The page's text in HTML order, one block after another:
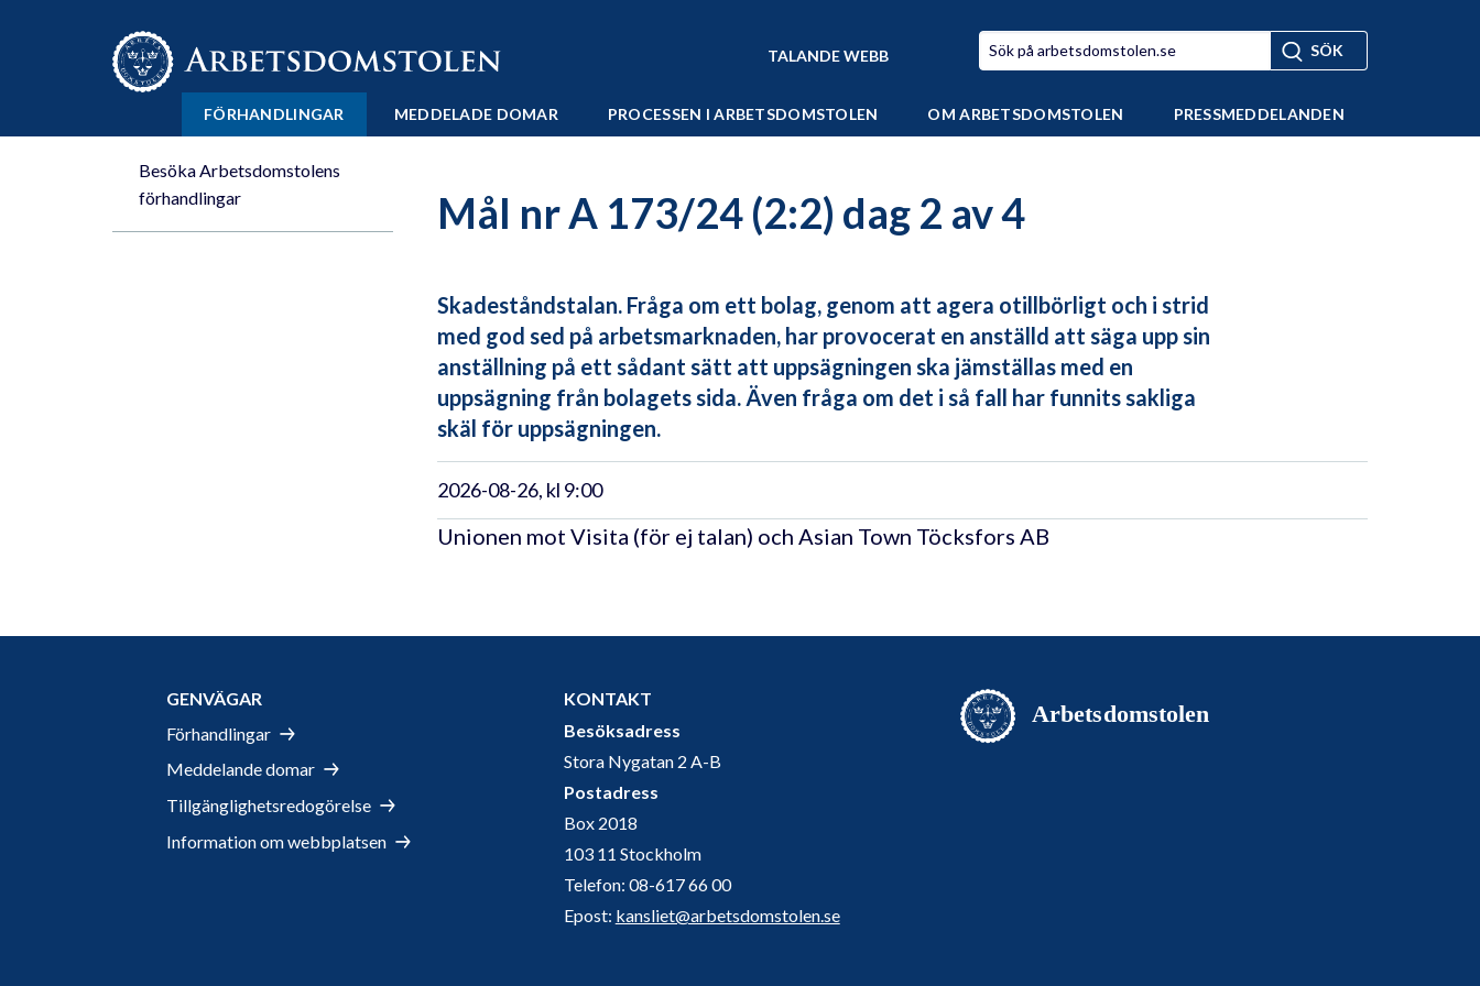
Till innehåll på sidan x
TALANDE WEBB
FÖRHANDLINGAR MEDDELADE DOMAR PROCESSEN I ARBETSDOMSTOLEN OM ARBETSDOMSTOLEN PRESSMEDDELANDEN
Besöka Arbetsdomstolens
förhandlingar
Mål nr A 173/24 (2:2) dag 2 av 4
Skadeståndstalan. Fråga om ett bolag, genom att agera otillbörligt och i strid
med god sed på arbetsmarknaden, har provocerat en anställd att säga upp sin
anställning på ett sådant sätt att uppsägningen ska jämställas med en
uppsägning från bolagets sida. Även fråga om det i så fall har funnits sakliga
skäl för uppsägningen.
2026-08-26, kl 9:00
Unionen mot Visita (för ej talan) och Asian Town Töcksfors AB
GENVÄGAR
Förhandlingar
Meddelande domar
Tillgänglighetsredogörelse
Information om webbplatsen
KONTAKT
Besöksadress
Stora Nygatan 2 A-B
Postadress
Box 2018
103 11 Stockholm
Telefon: 08-617 66 00
Epost: kansliet@arbetsdomstolen.se